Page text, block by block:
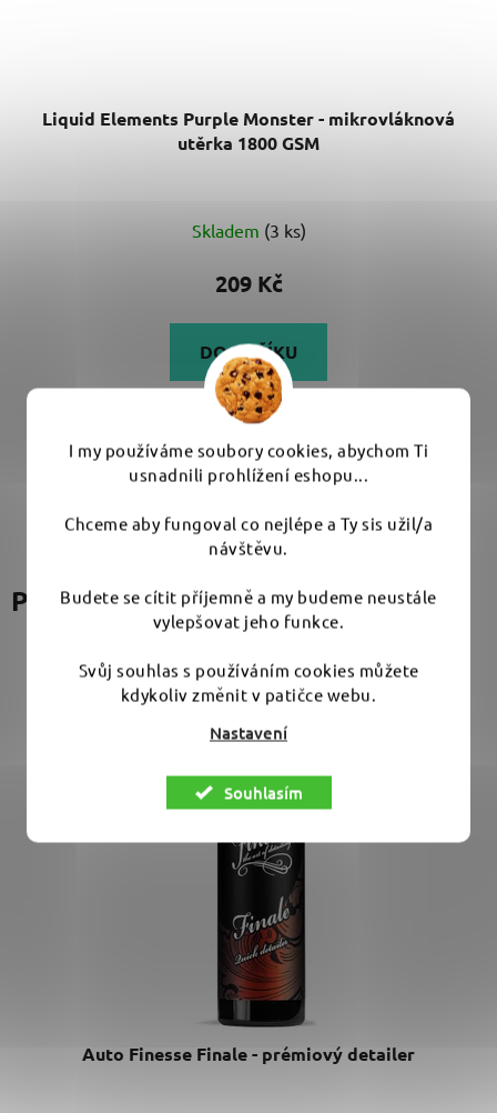
I my používáme soubory cookies, abychom Ti
usnadnili prohlížení eshopu...
Chceme aby fungoval co nejlépe a Ty sis užil/a
návštěvu.
Budete se cítit příjemně a my budeme neustále
vylepšovat jeho funkce.
Svůj souhlas s používáním cookies můžete
kdykoliv změnit v patičce webu.
Nastavení
Souhlasím
Liquid Elements Purple Monster - mikrovláknová
utěrka 1800 GSM
Skladem (3 ks)
209 Kč
DO KOŠÍKU
Liquid Elements Purple Monster je prémiová
mikrovláknová utěrka s gramáží 1800 GSM,...
Podobné produkty
Auto Finesse Finale - prémiový detailer